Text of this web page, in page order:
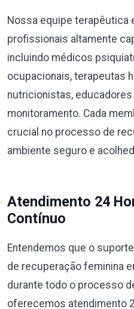
Nossa equipe terapêutica
profissionais altamente
incluindo médicos
ocupacionais, terapeutas
nutricionistas,
monitoramento. Cada
crucial no processo de
ambiente seguro e
Atendimento 24
Contínuo
Entendemos que o
de recuperação feminina
durante todo o processo
oferecemos atendimento